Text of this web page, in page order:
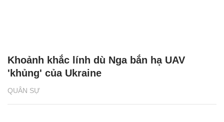
QUÂN SỰ
Khoảnh khắc lính dù Nga bắn hạ UAV
'khủng' của Ukraine